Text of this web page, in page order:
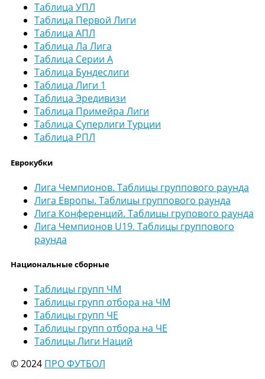
Таблица УПЛ
Таблица Первой Лиги
Таблица АПЛ
Таблица Ла Лига
Таблица Серии А
Таблица Бундеслиги
Таблица Лиги 1
Таблица Эредивизи
Таблица Примейра Лиги
Таблица Суперлиги Турции
Таблица РПЛ
Еврокубки
Лига Чемпионов. Таблицы группового раунда
Лига Европы. Таблицы группового раунда
Лига Конференций. Таблицы групового раунда
Лига Чемпионов U19. Таблицы группового
раунда
Национальные сборные
Таблицы групп ЧМ
Таблицы групп отбора на ЧМ
Таблицы групп ЧЕ
Таблицы групп отбора на ЧЕ
Таблицы Лиги Наций
© 2024 ПРО ФУТБОЛ